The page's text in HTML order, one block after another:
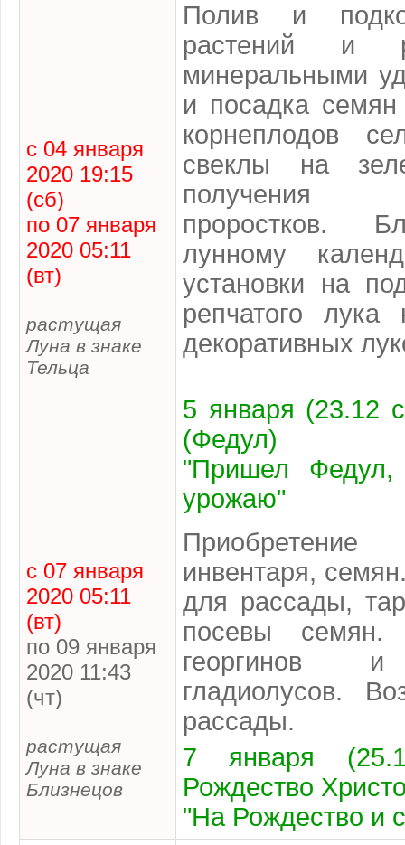
с 04 января
2020 19:15
(сб)
по 07 января
2020 05:11
(вт)
растущая
Луна в знаке
Тельца
Полив и
растений и
минеральными
и посадка семян
корнеплодов
свеклы на
получения
проростков.
лунному
установки на
репчатого
декоративных
5 января (23.12
(Федул)
"Пришел
урожаю"
с 07 января
2020 05:11
(вт)
по 09 января
2020 11:43
(чт)
растущая
Луна в знаке
Близнецов
инвентаря,
для рассады,
посевы семян.
георгинов и
гладиолусов.
рассады.
7 января
Рождество
"На Рождество и